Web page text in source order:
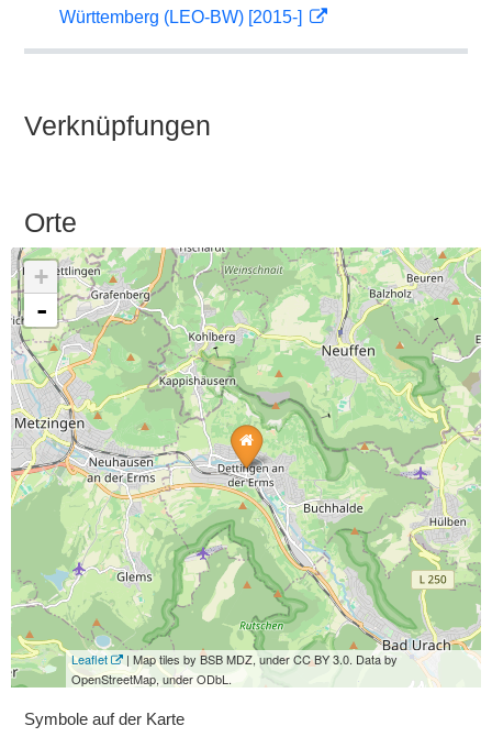
Württemberg (LEO-BW) [2015-]
Verknüpfungen
Orte
+
-
Leaflet
| Map tiles by BSB MDZ, under CC BY 3.0. Data by
OpenStreetMap, under ODbL.
Symbole auf der Karte